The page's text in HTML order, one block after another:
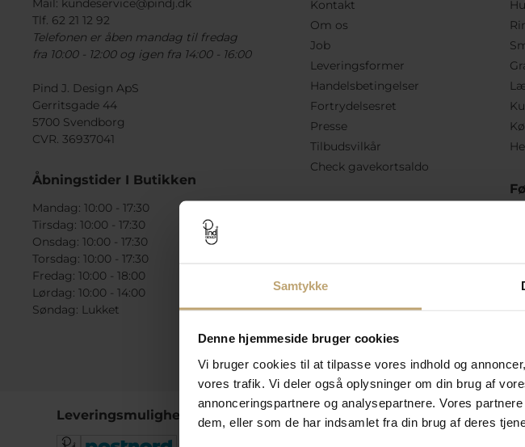
Samtykke
Denne hjemmeside bruger cookies
Vi bruger cookies til at tilpasse vores indhold og
vores trafik. Vi deler også oplysninger om din brug af
annonceringspartnere og analysepartnere. Vores
dem, eller som de har indsamlet fra din brug af deres
Mail: kundeservice@pindj.dk
Tlf. 62 21 12 92
Telefonen er åben mandag til fredag
fra 10:00 - 12:00 og igen fra 14:00 - 16:00
Pind J. Design ApS
Gerritsgade 44
5700 Svendborg
CVR. 36937041
Åbningstider I Butikken
Mandag: 10:00 - 17:30
Tirsdag: 10:00 - 17:30
Onsdag: 10:00 - 17:30
Torsdag: 10:00 - 17:30
Fredag: 10:00 - 18:00
Lørdag: 10:00 - 14:00
Søndag: Lukket
Kontakt
Om os
Job
Leveringsformer
Handelsbetingelser
Fortrydelsesret
Presse
Tilbudsvilkår
Check gavekortsaldo
Leveringsmuligheder Betalingsmuligheder